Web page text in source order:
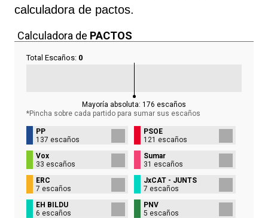
calculadora de pactos.
Calculadora de PACTOS
Total Escaños: 0
Mayoría absoluta: 176 escaños
*Pincha sobre cada partido para sumar sus escaños
PP
137 escaños
PSOE
121 escaños
Vox
33 escaños
Sumar
31 escaños
ERC
7 escaños
JxCAT - JUNTS
7 escaños
EH BILDU
6 escaños
PNV
5 escaños